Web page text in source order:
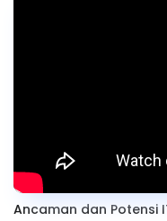
Ancaman dan Potensi